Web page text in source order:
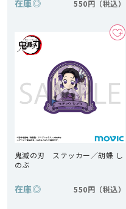
在庫◎ 550円
鬼滅の刃 ステッカー／胡蝶 し
のぶ
在庫◎ 550円